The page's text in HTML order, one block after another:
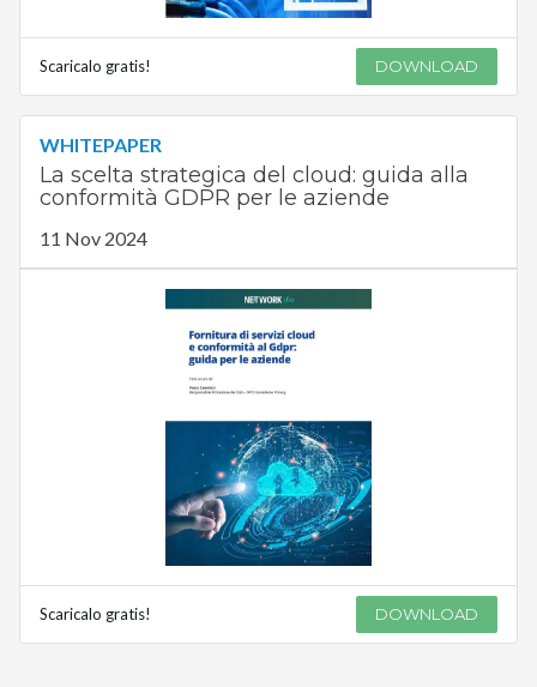
Scaricalo gratis! DOWNLOAD
WHITEPAPER
La scelta strategica del cloud: guida alla
conformità GDPR per le aziende
11 Nov 2024
Scaricalo gratis! DOWNLOAD